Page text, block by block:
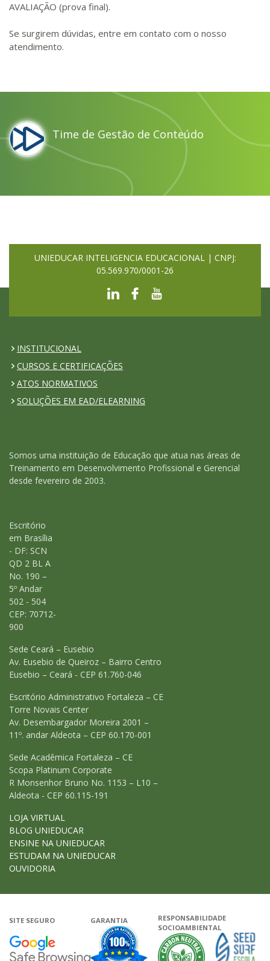
AVALIAÇÃO (prova final).
Se surgirem dúvidas, entre em contato com o nosso
atendimento.
Time de Gestão de Conteúdo
UNIEDUCAR INTELIGENCIA EDUCACIONAL | CNPJ:
05.569.970/0001-26
INSTITUCIONAL
CURSOS E CERTIFICAÇÕES
ATOS NORMATIVOS
SOLUÇÕES EM EAD/ELEARNING
Somos uma instituição de Educação que atua nas áreas de
Treinamento em Desenvolvimento Profissional e Gerencial
desde fevereiro de 2003.
Escritório
em Brasília
- DF: SCN
QD 2 BL A
No. 190 –
5º Andar
502 - 504
CEP: 70712-
900
Sede Ceará – Eusebio
Av. Eusebio de Queiroz – Bairro Centro
Eusebio – Ceará - CEP 61.760-046
Escritório Administrativo Fortaleza – CE
Torre Novais Center
Av. Desembargador Moreira 2001 –
11º. andar Aldeota – CEP 60.170-001
Sede Acadêmica Fortaleza – CE
Scopa Platinum Corporate
R Monsenhor Bruno No. 1153 – L10 –
Aldeota - CEP 60.115-191
LOJA VIRTUAL
BLOG UNIEDUCAR
ENSINE NA UNIEDUCAR
ESTUDAM NA UNIEDUCAR
OUVIDORIA
SITE SEGURO
Google - Status do site no
GARANTIA
Garantia de satisfação
RESPONSABILIDADE
SOCIOAMBIENTAL
A